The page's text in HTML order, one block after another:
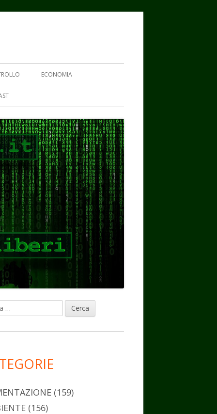
ECONOMIA
(159)
(156)